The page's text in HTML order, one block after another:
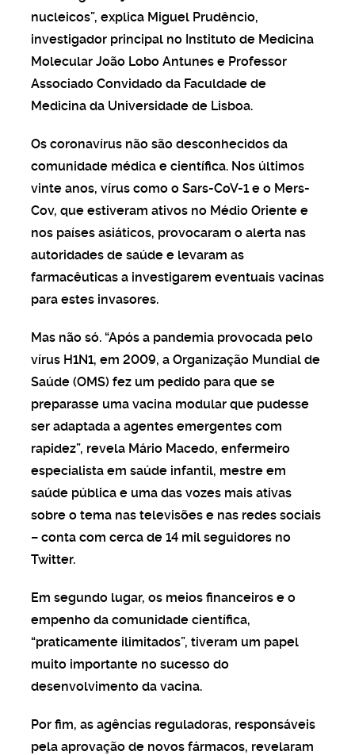
nucleicos”, explica Miguel Prudêncio,
investigador principal no Instituto de Medicina
Molecular João Lobo Antunes e Professor
Associado Convidado da Faculdade de
Medicina da Universidade de Lisboa.
Os coronavírus não são desconhecidos da
comunidade médica e científica. Nos últimos
vinte anos, vírus como o Sars-CoV-1 e o Mers-
Cov, que estiveram ativos no Médio Oriente e
nos países asiáticos, provocaram o alerta nas
autoridades de saúde e levaram as
farmacêuticas a investigarem eventuais vacinas
para estes invasores.
Mas não só. “Após a pandemia provocada pelo
vírus H1N1, em 2009, a Organização Mundial de
Saúde (OMS) fez um pedido para que se
preparasse uma vacina modular que pudesse
ser adaptada a agentes emergentes com
rapidez”, revela Mário Macedo, enfermeiro
especialista em saúde infantil, mestre em
saúde pública e uma das vozes mais ativas
sobre o tema nas televisões e nas redes sociais
– conta com cerca de 14 mil seguidores no
Twitter.
Em segundo lugar, os meios financeiros e o
empenho da comunidade científica,
“praticamente ilimitados”, tiveram um papel
muito importante no sucesso do
desenvolvimento da vacina.
Por fim, as agências reguladoras, responsáveis
pela aprovação de novos fármacos, revelaram